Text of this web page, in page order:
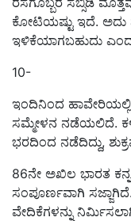
ಕೋಟಿಯಷ್ಟು ಇದೆ. ಅದು
ಇಳಿಕೆಯಾಗಬಹುದು
10-
ಇಂದಿನಿಂದ
ಸಮ್ಮೇಳನ ನಡೆಯಲಿದೆ.
ಭರದಿಂದ ನಡೆದಿದ್ದು,
86ನೇ ಅಖಿಲ ಭಾರತ
ಸಂಪೂರ್ಣವಾಗಿ
ವೇದಿಕೆಗಳನ್ನು